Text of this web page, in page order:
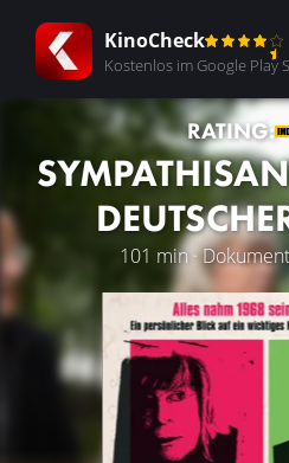
KinoCheck
Kostenlos im Google Play
RATING:
101 min ·